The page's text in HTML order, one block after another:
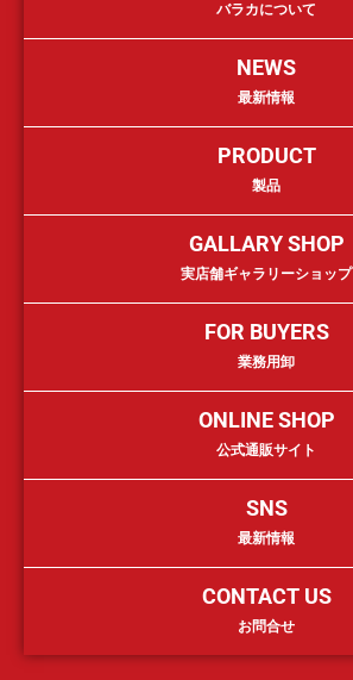
バラカについて
NEWS
最新情報
PRODUCT
製品
GALLARY SHOP
実店舗ギャラリーショップ
FOR BUYERS
業務用卸
ONLINE SHOP
公式通販サイト
SNS
最新情報
CONTACT US
お問合せ